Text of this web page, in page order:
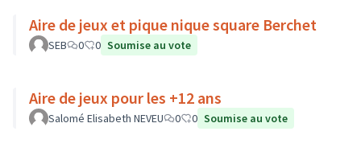
Aire de jeux et pique nique square Berchet
SEB 0 0 Soumise au vote
Aire de jeux pour les +12 ans
Salomé Elisabeth NEVEU 0 0 Soumise au vote